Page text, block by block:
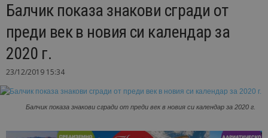
Балчик показа знакови сгради от
преди век в новия си календар за
2020 г.
23/12/2019 15:34
Балчик показа знакови сгради от преди век в новия си календар за 2020 г.